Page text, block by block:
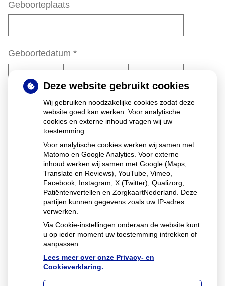
Geboorteplaats
Geboortedatum *
Dag Maand Jaar
*
Vrouw
Anders
Volgende
Deze website gebruikt cookies
Wij gebruiken noodzakelijke cookies zodat deze
website goed kan werken. Voor analytische
cookies en externe inhoud vragen wij uw
toestemming.
Voor analytische cookies werken wij samen met
Matomo en Google Analytics. Voor externe
inhoud werken wij samen met Google (Maps,
Translate en Reviews), YouTube, Vimeo,
Facebook, Instagram, X (Twitter), Qualizorg,
Patiëntenvertellen en ZorgkaartNederland. Deze
partijen kunnen gegevens zoals uw IP-adres
verwerken.
Via Cookie-instellingen onderaan de website kunt
u op ieder moment uw toestemming intrekken of
aanpassen.
Lees meer over onze Privacy- en
Cookieverklaring.